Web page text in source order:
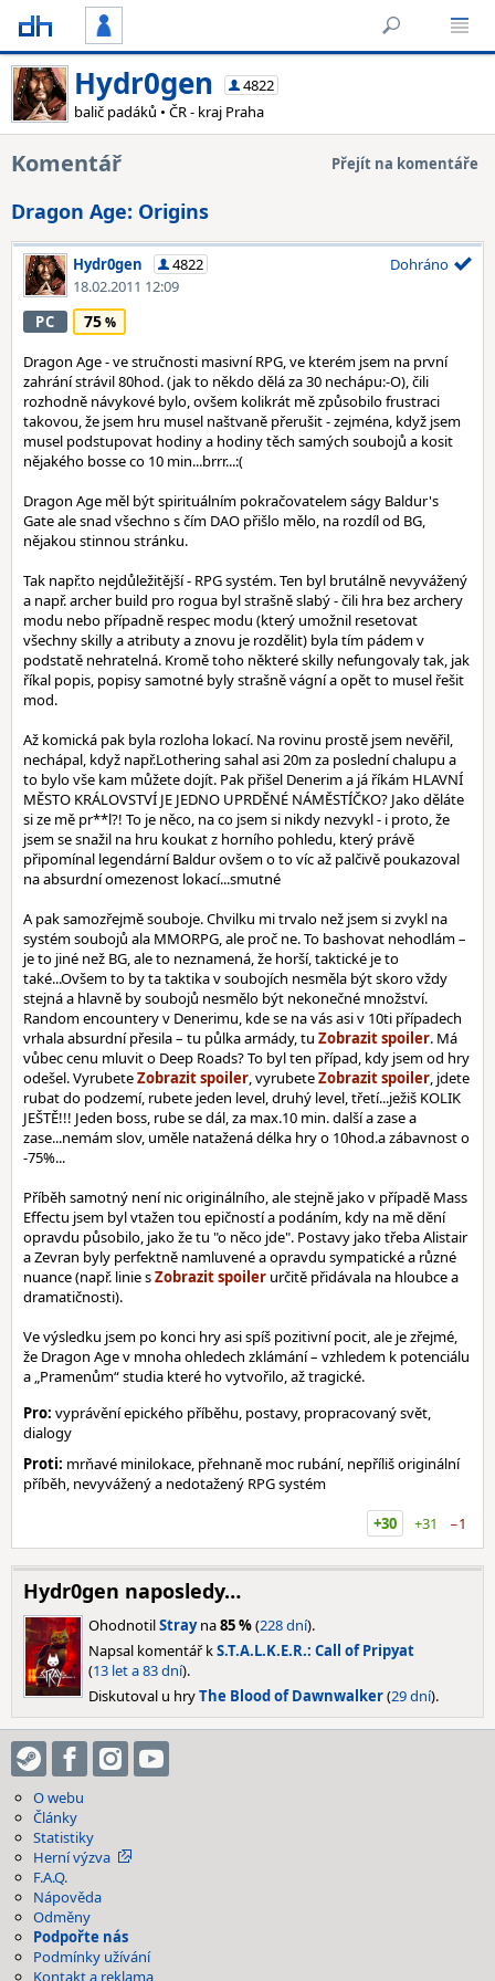
Hydr0gen
4822
balič padáků • ČR - kraj Praha
Komentář Přejít na komentáře
Dragon Age: Origins
Hydr0gen
4822
18.02.2011 12:09
Dohráno
PC 75
Dragon Age - ve stručnosti masivní RPG, ve kterém jsem na první
zahrání strávil 80hod. (jak to někdo dělá za 30 nechápu:-O), čili
rozhodně návykové bylo, ovšem kolikrát mě způsobilo frustraci
takovou, že jsem hru musel naštvaně přerušit - zejména, když jsem
musel podstupovat hodiny a hodiny těch samých soubojů a kosit
nějakého bosse co 10 min...brrr...:(
Dragon Age měl být spirituálním pokračovatelem ságy Baldur's
Gate ale snad všechno s čím DAO přišlo mělo, na rozdíl od BG,
nějakou stinnou stránku.
Tak např.to nejdůležitější - RPG systém. Ten byl brutálně nevyvážený
a např. archer build pro rogua byl strašně slabý - čili hra bez archery
modu nebo případně respec modu (který umožnil resetovat
všechny skilly a atributy a znovu je rozdělit) byla tím pádem v
podstatě nehratelná. Kromě toho některé skilly nefungovaly tak, jak
říkal popis, popisy samotné byly strašně vágní a opět to musel řešit
mod.
Až komická pak byla rozloha lokací. Na rovinu prostě jsem nevěřil,
nechápal, když např.Lothering sahal asi 20m za poslední chalupu a
to bylo vše kam můžete dojít. Pak přišel Denerim a já říkám HLAVNÍ
MĚSTO KRÁLOVSTVÍ JE JEDNO UPRDĚNÉ NÁMĚSTÍČKO? Jako děláte
si ze mě pr**l?! To je něco, na co jsem si nikdy nezvykl - i proto, že
jsem se snažil na hru koukat z horního pohledu, který právě
připomínal legendární Baldur ovšem o to víc až palčivě poukazoval
na absurdní omezenost lokací...smutné
A pak samozřejmě souboje. Chvilku mi trvalo než jsem si zvykl na
systém soubojů ala MMORPG, ale proč ne. To bashovat nehodlám –
je to jiné než BG, ale to neznamená, že horší, taktické je to
také...Ovšem to by ta taktika v soubojích nesměla být skoro vždy
stejná a hlavně by soubojů nesmělo být nekonečné množství.
Random encountery v Denerimu, kde se na vás asi v 10ti případech
vrhala absurdní přesila – tu půlka armády, tu
. Má
vůbec cenu mluvit o Deep Roads? To byl ten případ, kdy jsem od hry
odešel. Vyrubete
, vyrubete
, jdete
rubat do podzemí, rubete jeden level, druhý level, třetí...ježiš KOLIK
JEŠTĚ!!! Jeden boss, rube se dál, za max.10 min. další a zase a
zase...nemám slov, uměle natažená délka hry o 10hod.a zábavnost o
-75%...
Příběh samotný není nic originálního, ale stejně jako v případě Mass
Effectu jsem byl vtažen tou epičností a podáním, kdy na mě dění
opravdu působilo, jako že tu "o něco jde". Postavy jako třeba Alistair
a Zevran byly perfektně namluvené a opravdu sympatické a různé
nuance (např. linie s
určitě přidávala na hloubce a
dramatičnosti).
Ve výsledku jsem po konci hry asi spíš pozitivní pocit, ale je zřejmé,
že Dragon Age v mnoha ohledech zklámání – vzhledem k potenciálu
a „Pramenům“ studia které ho vytvořilo, až tragické.
Pro: vyprávění epického příběhu, postavy, propracovaný svět,
dialogy
Proti: mrňavé minilokace, přehnaně moc rubání, nepříliš originální
příběh, nevyvážený a nedotažený RPG systém
+30
+31 −1
Hydr0gen naposledy…
OhodnotilStrayna85 %(228 dní).
Napsal komentář kS.T.A.L.K.E.R.: Call of Pripyat
(13 let a 83 dní).
Diskutoval u hryThe Blood of Dawnwalker(29 dní).
O webu
Články
Statistiky
Herní výzva
F.A.Q.
Nápověda
Odměny
Podpořte nás
Podmínky užívání
Kontakt a reklama